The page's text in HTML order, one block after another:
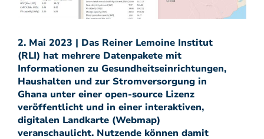
2. Mai 2023 | Das Reiner Lemoine Institut
(RLI) hat mehrere Datenpakete mit
Informationen zu Gesundheitseinrichtungen,
Haushalten und zur Stromversorgung in
Ghana unter einer open-source Lizenz
veröffentlicht und in einer interaktiven,
digitalen Landkarte (Webmap)
veranschaulicht. Nutzende können damit